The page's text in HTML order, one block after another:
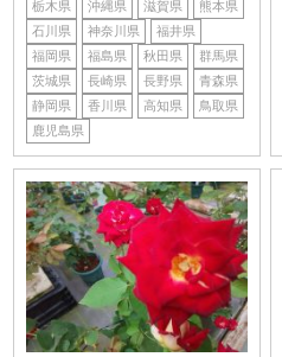
栃木県
沖縄県 滋賀県
熊本県
石川県
神奈川県
福井県
福岡県
福島県 秋田県
群馬県
茨城県
長崎県 長野県
青森県
静岡県
香川県 高知県
鳥取県
鹿児島県